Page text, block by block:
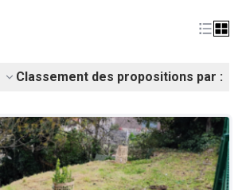
Classement des propositions par :